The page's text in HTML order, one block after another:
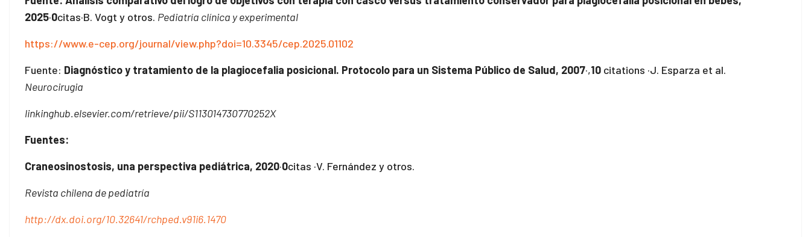
2025·0citas·B. Vogt y otros. Pediatría clínica y experimental
https://www.e-cep.org/journal/view.php?doi=10.3345/cep.2025.01102
Fuente: Diagnóstico y tratamiento de la plagiocefalia posicional. Protocolo para un Sistema Público de Salud, 2007·,10 citations ·J. Esparza et al.
Neurocirugia
linkinghub.elsevier.com/retrieve/pii/S113014730770252X
Fuentes:
Craneosinostosis, una perspectiva pediátrica, 2020·0citas ·V. Fernández y otros.
Revista chilena de pediatría
http://dx.doi.org/10.32641/rchped.v91i6.1470